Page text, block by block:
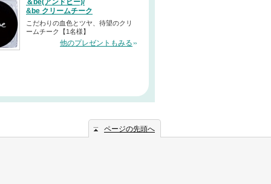
＆be(アンドビー)/
&be クリームチーク
こだわりの血色とツヤ、待望のクリ
ームチーク【1名様】
他のプレゼントもみる
ページの先頭へ